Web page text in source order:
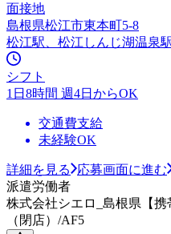
面接地
島根県松江市東本町5-8
松江駅、松江しんじ湖温泉
シフト
1日8時間 週4日からOK
交通費支給
未経験OK
詳細を見る
応募画面に進む
派遣労働者
株式会社シエロ_島根県【
（閉店）/AF5